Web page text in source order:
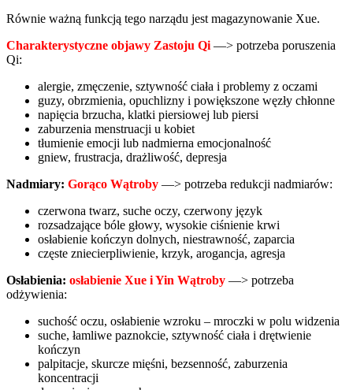
Równie ważną funkcją tego narządu jest magazynowanie Xue.
Charakterystyczne objawy Zastoju Qi —> potrzeba poruszenia
Qi:
alergie, zmęczenie, sztywność ciała i problemy z oczami
guzy, obrzmienia, opuchlizny i powiększone węzły chłonne
napięcia brzucha, klatki piersiowej lub piersi
zaburzenia menstruacji u kobiet
tłumienie emocji lub nadmierna emocjonalność
gniew, frustracja, drażliwość, depresja
Nadmiary: Gorąco Wątroby —> potrzeba redukcji nadmiarów:
czerwona twarz, suche oczy, czerwony język
rozsadzające bóle głowy, wysokie ciśnienie krwi
osłabienie kończyn dolnych, niestrawność, zaparcia
częste zniecierpliwienie, krzyk, arogancja, agresja
Osłabienia: osłabienie Xue i Yin Wątroby —> potrzeba
odżywienia:
suchość oczu, osłabienie wzroku – mroczki w polu widzenia
suche, łamliwe paznokcie, sztywność ciała i drętwienie
kończyn
palpitacje, skurcze mięśni, bezsenność, zaburzenia
koncentracji